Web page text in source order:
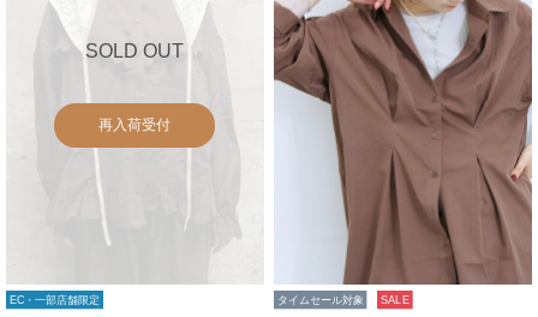
SOLD OUT
再入荷受付
EC・一部店舗限定 タイムセール対象 SALE